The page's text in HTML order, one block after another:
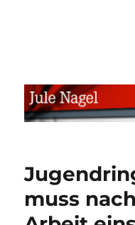
muss